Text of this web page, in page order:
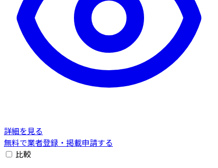
詳細を見る
無料で業者登録・掲載申請する
比較